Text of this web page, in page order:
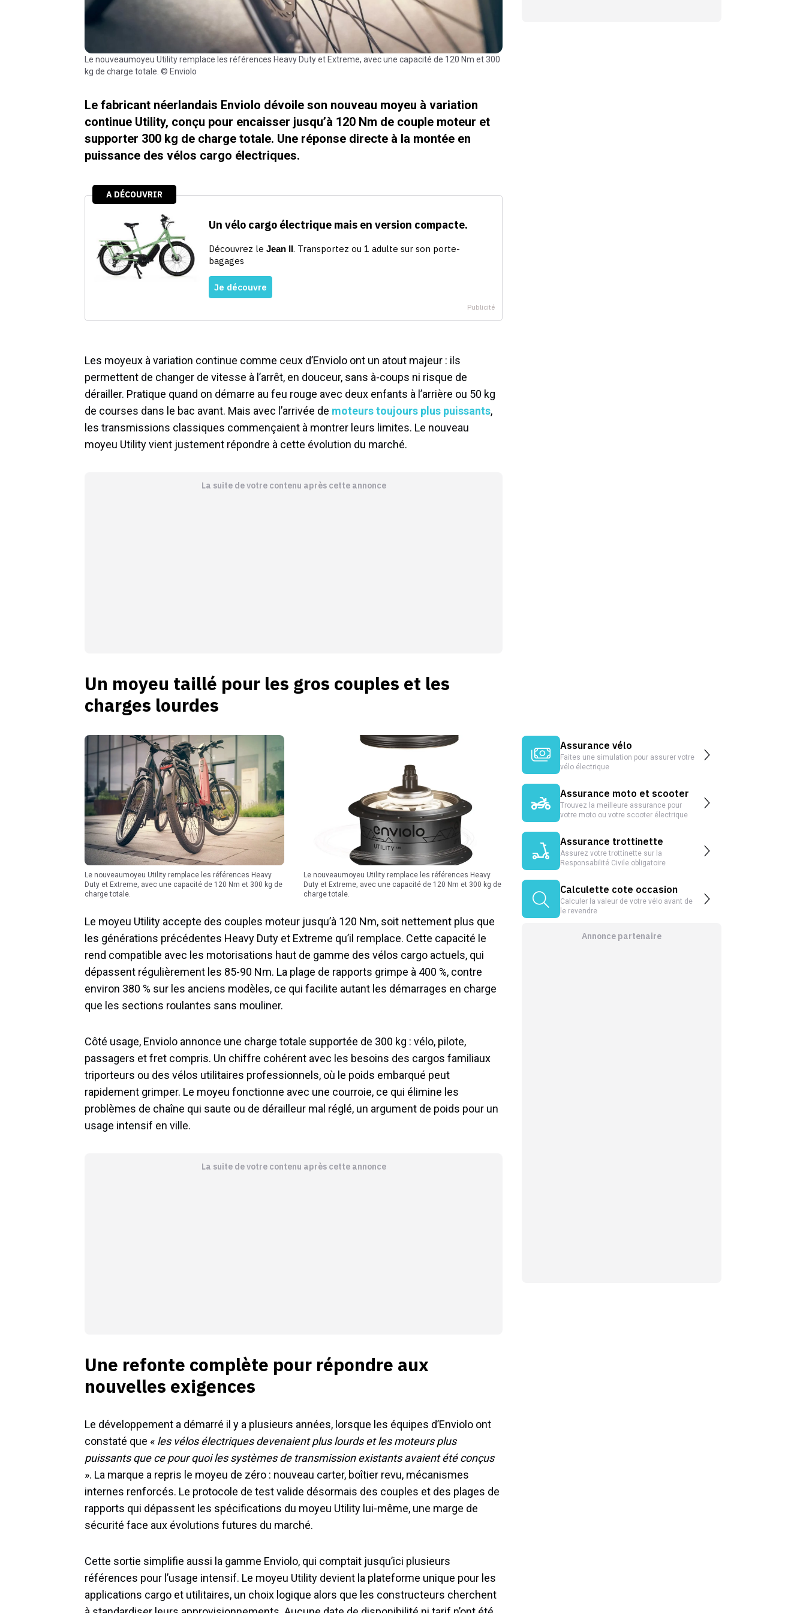
Le nouveaumoyeu Utility remplace les références Heavy Duty et Extreme, avec une capacité de 120 Nm et 300
kg de charge totale. © Enviolo
Le fabricant néerlandais Enviolo dévoile son nouveau moyeu à variation
continue Utility, conçu pour encaisser jusqu’à 120 Nm de couple moteur et
supporter 300 kg de charge totale. Une réponse directe à la montée en
puissance des vélos cargo électriques.
Les moyeux à variation continue comme ceux d’Enviolo ont un atout majeur : ils
permettent de changer de vitesse à l’arrêt, en douceur, sans à-coups ni risque de
dérailler. Pratique quand on démarre au feu rouge avec deux enfants à l’arrière ou 50 kg
de courses dans le bac avant. Mais avec l’arrivée de moteurs toujours plus puissants,
les transmissions classiques commençaient à montrer leurs limites. Le nouveau
moyeu Utility vient justement répondre à cette évolution du marché.
La suite de votre contenu après cette annonce
Un moyeu taillé pour les gros couples et les
charges lourdes
Le nouveaumoyeu Utility remplace les références Heavy
Duty et Extreme, avec une capacité de 120 Nm et 300 kg de
charge totale.
Le nouveaumoyeu Utility remplace les références Heavy
Duty et Extreme, avec une capacité de 120 Nm et 300 kg de
charge totale.
Le moyeu Utility accepte des couples moteur jusqu’à 120 Nm, soit nettement plus que
les générations précédentes Heavy Duty et Extreme qu’il remplace. Cette capacité le
rend compatible avec les motorisations haut de gamme des vélos cargo actuels, qui
dépassent régulièrement les 85-90 Nm. La plage de rapports grimpe à 400 %, contre
environ 380 % sur les anciens modèles, ce qui facilite autant les démarrages en charge
que les sections roulantes sans mouliner.
Côté usage, Enviolo annonce une charge totale supportée de 300 kg : vélo, pilote,
passagers et fret compris. Un chiffre cohérent avec les besoins des cargos familiaux
triporteurs ou des vélos utilitaires professionnels, où le poids embarqué peut
rapidement grimper. Le moyeu fonctionne avec une courroie, ce qui élimine les
problèmes de chaîne qui saute ou de dérailleur mal réglé, un argument de poids pour un
usage intensif en ville.
La suite de votre contenu après cette annonce
Une refonte complète pour répondre aux
nouvelles exigences
Le développement a démarré il y a plusieurs années, lorsque les équipes d’Enviolo ont
constaté que « les vélos électriques devenaient plus lourds et les moteurs plus
puissants que ce pour quoi les systèmes de transmission existants avaient été conçus
». La marque a repris le moyeu de zéro : nouveau carter, boîtier revu, mécanismes
internes renforcés. Le protocole de test valide désormais des couples et des plages de
rapports qui dépassent les spécifications du moyeu Utility lui-même, une marge de
sécurité face aux évolutions futures du marché.
Cette sortie simplifie aussi la gamme Enviolo, qui comptait jusqu’ici plusieurs
références pour l’usage intensif. Le moyeu Utility devient la plateforme unique pour les
applications cargo et utilitaires, un choix logique alors que les constructeurs cherchent
Assurance vélo
Faites une simulation pour assurer votre
vélo électrique
Assurance moto et scooter
Trouvez la meilleure assurance pour
votre moto ou votre scooter électrique
Assurance trottinette
Assurez votre trottinette sur la
Responsabilité Civile obligatoire
Calculette cote occasion
Calculer la valeur de votre vélo avant de
le revendre
Annonce partenaire